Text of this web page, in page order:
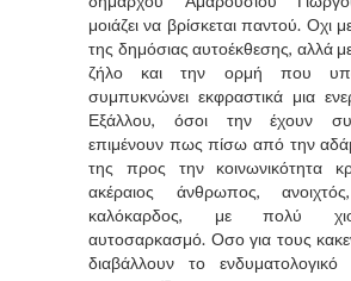
μοιάζει να βρίσκεται παντού. Οχι
της δημόσιας αυτοέκθεσης, αλλά
ζήλο και την ορμή που
συμπυκνώνει εκφραστικά μια
Εξάλλου, όσοι την έχουν
επιμένουν πως πίσω από την
της προς την κοινωνικότητα
ακέραιος άνθρωπος,
καλόκαρδος, με πολύ
αυτοσαρκασμό. Οσο για τους
διαβάλλουν το